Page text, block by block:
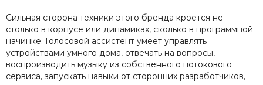
Сильная сторона техники этого бренда кроется не
столько в корпусе или динамиках, сколько в программной
начинке. Голосовой ассистент умеет управлять
устройствами умного дома, отвечать на вопросы,
воспроизводить музыку из собственного потокового
сервиса, запускать навыки от сторонних разработчиков,